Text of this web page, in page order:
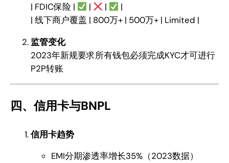
| FDIC保险 |
| |
|
| 线下商户覆盖 | 800万+ | 500万+ | Limited |
监管变化
2023年新规要求所有钱包必须完成KYC才可进行
P2P转账
四、信用卡与BNPL
信用卡趋势
EMI分期渗透率增长35%（2023数据）